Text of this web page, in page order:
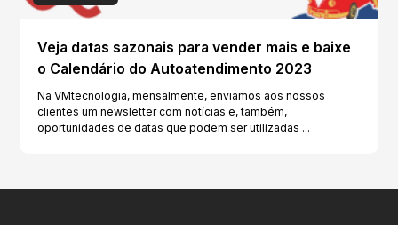
Veja datas sazonais para vender mais e baixe
o Calendário do Autoatendimento 2023
Na VMtecnologia, mensalmente, enviamos aos nossos
clientes um newsletter com notícias e, também,
oportunidades de datas que podem ser utilizadas ...